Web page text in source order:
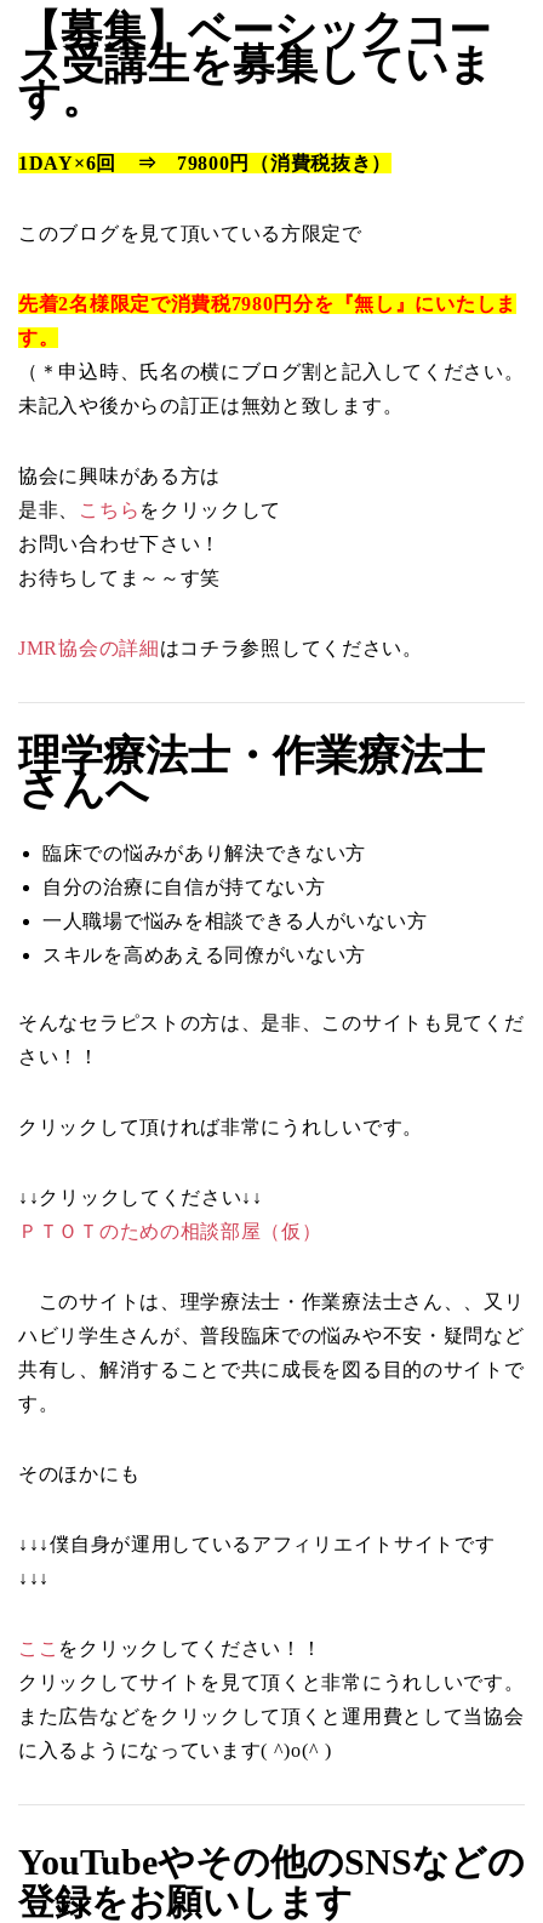
【募集】ベーシックコー
ス受講生を募集していま
す。
1DAY×6回 ⇒ 79800円（消費税抜き）
このブログを見て頂いている方限定で
先着2名様限定で消費税7980円分を『無し』にいたしま
す。
（＊申込時、氏名の横にブログ割と記入してください。
未記入や後からの訂正は無効と致します。
協会に興味がある方は
是非、
こちら をクリックして
お問い合わせ下さい！
お待ちしてま～～す笑
JMR協会の詳細はコチラ参照してください。
理学療法士・作業療法士
さんへ
臨床での悩みがあり解決できない方
自分の治療に自信が持てない方
一人職場で悩みを相談できる人がいない方
スキルを高めあえる同僚がいない方
そんなセラピストの方は、是非、このサイトも見てくだ
さい！！
クリックして頂ければ非常にうれしいです。
↓↓クリックしてください↓↓
ＰＴＯＴのための相談部屋（仮）
このサイトは、理学療法士・作業療法士さん、、又リ
ハビリ学生さんが、普段臨床での悩みや不安・疑問など
共有し、解消することで共に成長を図る目的のサイトで
す。
そのほかにも
↓↓↓僕自身が運用しているアフィリエイトサイトです
↓↓↓
ここ をクリックしてください！！
クリックしてサイトを見て頂くと非常にうれしいです。
また広告などをクリックして頂くと運用費として当協会
に入るようになっています( ^)o(^ )
YouTubeやその他のSNSなどの
登録をお願いします